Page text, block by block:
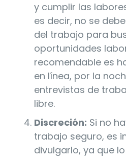
y cumplir las
es decir, no se
del trabajo para
oportunidades
recomendable es
en línea, por la
entrevistas de
libre.
Discreción: Si no
trabajo seguro, es
divulgarlo, ya que